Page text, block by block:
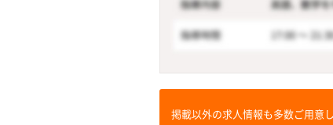
掲載以外の求人情報も多数ご用意